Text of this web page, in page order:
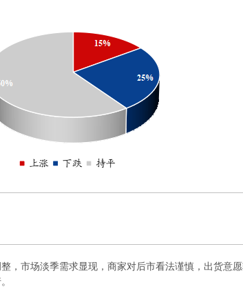
市场淡季需求显现，商家对后市看法谨慎，出货意